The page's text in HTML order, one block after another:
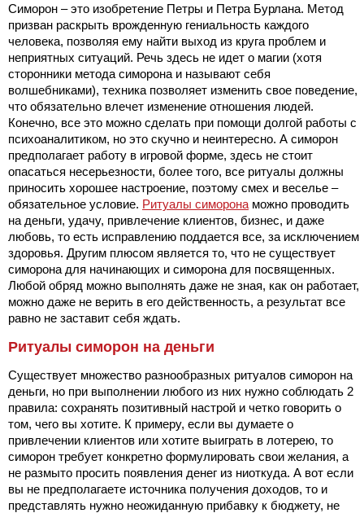
Симорон – это изобретение Петры и Петра Бурлана. Метод
призван раскрыть врожденную гениальность каждого
человека, позволяя ему найти выход из круга проблем и
неприятных ситуаций. Речь здесь не идет о магии (хотя
сторонники метода симорона и называют себя
волшебниками), техника позволяет изменить свое поведение,
что обязательно влечет изменение отношения людей.
Конечно, все это можно сделать при помощи долгой работы с
психоаналитиком, но это скучно и неинтересно. А симорон
предполагает работу в игровой форме, здесь не стоит
опасаться несерьезности, более того, все ритуалы должны
приносить хорошее настроение, поэтому смех и веселье –
обязательное условие. Ритуалы симорона можно проводить
на деньги, удачу, привлечение клиентов, бизнес, и даже
любовь, то есть исправлению поддается все, за исключением
здоровья. Другим плюсом является то, что не существует
симорона для начинающих и симорона для посвященных.
Любой обряд можно выполнять даже не зная, как он работает,
можно даже не верить в его действенность, а результат все
равно не заставит себя ждать.
Ритуалы симорон на деньги
Существует множество разнообразных ритуалов симорон на
деньги, но при выполнении любого из них нужно соблюдать 2
правила: сохранять позитивный настрой и четко говорить о
том, чего вы хотите. К примеру, если вы думаете о
привлечении клиентов или хотите выиграть в лотерею, то
симорон требует конкретно формулировать свои желания, а
не размыто просить появления денег из ниоткуда. А вот если
вы не предполагаете источника получения доходов, то и
представлять нужно неожиданную прибавку к бюджету, не